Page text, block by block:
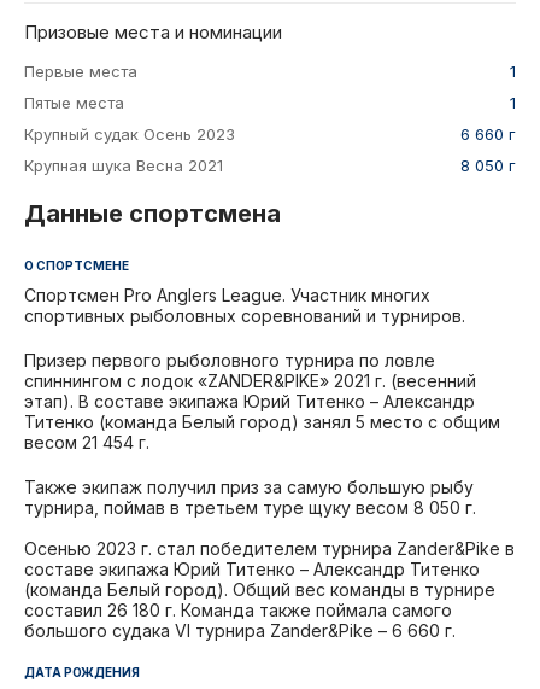
Данные спортсмена
О СПОРТСМЕНЕ
Спортсмен Pro Anglers League. Участник многих
спортивных рыболовных соревнований и турниров.
Призер первого рыболовного турнира по ловле
спиннингом с лодок «ZANDER&PIKE» 2021 г. (весенний
этап). В составе экипажа Юрий Титенко – Александр
Титенко (команда Белый город) занял 5 место с общим
весом 21 454 г.
Также экипаж получил приз за самую большую рыбу
турнира, поймав в третьем туре щуку весом 8 050 г.
Осенью 2023 г. стал победителем турнира Zander&Pike в
составе экипажа Юрий Титенко – Александр Титенко
(команда Белый город). Общий вес команды в турнире
составил 26 180 г. Команда также поймала самого
большого судака VI турнира Zander&Pike – 6 660 г.
ДАТА РОЖДЕНИЯ
Призовые места и номинации
Первые места
1
Пятые места
1
Крупный судак Осень 2023
6 660 г
Крупная шука Весна 2021
8 050 г